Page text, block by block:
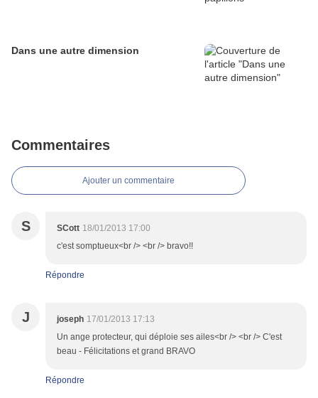
Dans une autre dimension
Commentaires
Ajouter un commentaire
S SCott 18/01/2013 17:00
c'est somptueux<br /> <br /> bravo!!
Répondre
J joseph 17/01/2013 17:13
Un ange protecteur, qui déploie ses ailes<br /> <br /> C'est
beau - Félicitations et grand BRAVO
Répondre